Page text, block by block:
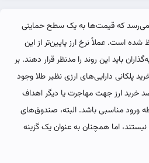
می‌رسد که قیمت‌ها به یک سطح حمایتی
است. عملاً نرخ ارز پایین‌تر از این
باید این روند را مدنظر قرار دهند. بر
پلکانی دارایی‌های ارزی نظیر طلا وجود
خرید ارز جهت مهاجرت یا دیگر اهداف
ورود مناسبی باشد. البته، صندوق‌های
اما همچنان به عنوان یک گزینه